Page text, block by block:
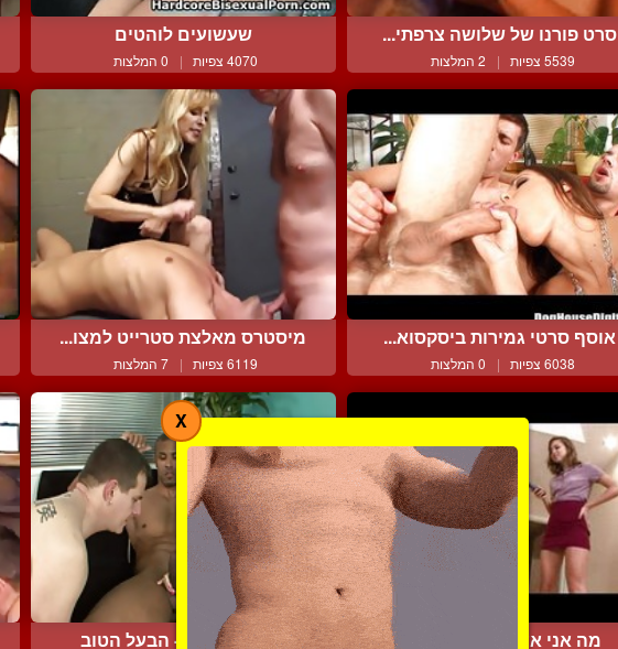
סרט פורנו של שלושה צרפתי...
5539 צפיות | 2 המלצות
שעשועים לוהטים
4070 צפיות | 0 המלצות
אוסף סרטי גמירות ביסקסוא...
6038 צפיות | 0 המלצות
מיסטרס מאלצת סטרייט למצו...
6119 צפיות | 7 המלצות
מה אני אעשה איתך עכשיו סיירה סנדרס - הבעל הטוב
X